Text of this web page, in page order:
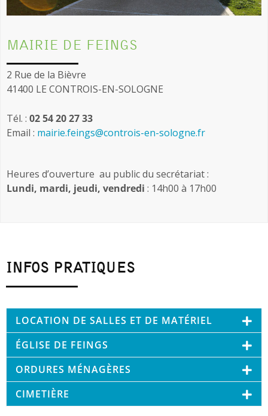
MAIRIE DE FEINGS
2 Rue de la Bièvre
41400 LE CONTROIS-EN-SOLOGNE
Tél. : 02 54 20 27 33
Email : mairie.feings@controis-en-sologne.fr
Heures d’ouverture au public du secrétariat :
Lundi, mardi, jeudi, vendredi : 14h00 à 17h00
INFOS PRATIQUES
LOCATION DE SALLES ET DE MATÉRIEL
ÉGLISE DE FEINGS
ORDURES MÉNAGÈRES
CIMETIÈRE